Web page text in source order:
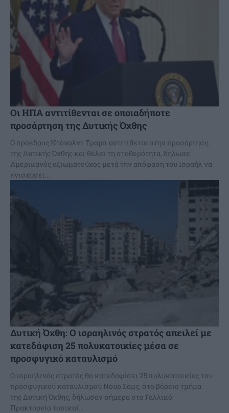
Οι ΗΠΑ αντιτίθενται σε οποιαδήποτε
προσάρτηση της Δυτικής Όχθης
Ο πρόεδρος Ντόναλντ Τραμπ αντιτίθεται στην προσάρτηση
της Δυτικής Όχθης και θέλει τη σταθερότητα, δήλωσε
Αμερικανός αξιωματούχος μετά την απόφαση του Ισραήλ να
ενισχύσει...
Δυτική Όχθη: Ο ισραηλινός στρατός απειλεί με
κατεδάφιση 25 πολυκατοικίες μέσα σε
προσφυγικό καταυλισμό
Ο ισραηλινός στρατός θα κατεδαφίσει 25 πολυκατοικίες του
προσφυγικού καταυλισμού Νουρ Σαμς, στο βόρειο τμήμα
της Δυτική Όχθης, δήλωσαν σήμερα στο Γαλλικό
Πρακτορείο τοπικοί...